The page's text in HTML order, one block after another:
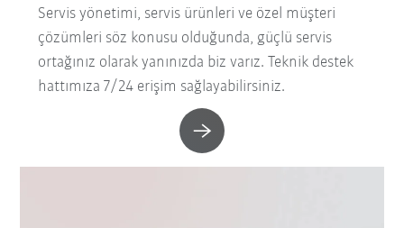
Servis yönetimi, servis ürünleri ve özel müşteri
çözümleri söz konusu olduğunda, güçlü servis
ortağınız olarak yanınızda biz varız. Teknik destek
hattımıza 7/24 erişim sağlayabilirsiniz.